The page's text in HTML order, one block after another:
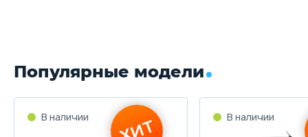
Многорычажная независимая
Передние тормоза
Дисковые вентилируемые
Популярные модели